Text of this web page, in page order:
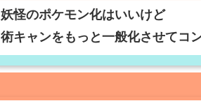
妖怪のポケモン化はいいけど
術キャンをもっと一般化させてコ